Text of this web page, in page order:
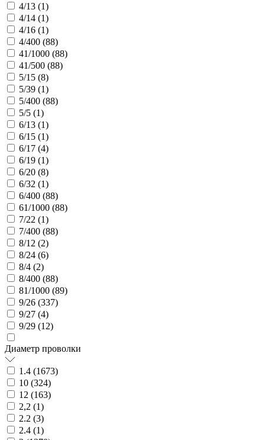
4/13 (1)
4/14 (1)
4/16 (1)
4/400 (88)
41/1000 (88)
41/500 (88)
5/15 (8)
5/39 (1)
5/400 (88)
5/5 (1)
6/13 (1)
6/15 (1)
6/17 (4)
6/19 (1)
6/20 (8)
6/32 (1)
6/400 (88)
61/1000 (88)
7/22 (1)
7/400 (88)
8/12 (2)
8/24 (6)
8/4 (2)
8/400 (88)
81/1000 (89)
9/26 (337)
9/27 (4)
9/29 (12)
Диаметр проволки
1.4 (1673)
10 (324)
12 (163)
2,2 (1)
2.2 (3)
2.4 (1)